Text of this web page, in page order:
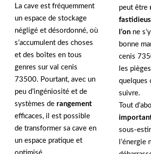
La cave est fréquemment
un espace de stockage
négligé et désordonné, où
s’accumulent des choses
et des boîtes en tous
genres sur val cenis
73500. Pourtant, avec un
peu d’ingéniosité et de
systèmes de rangement
efficaces, il est possible
de transformer sa cave en
un espace pratique et
peut être
l’on ne
bonne
cenis
les
quelques
suivre.
Tout
sous-
l’énergie